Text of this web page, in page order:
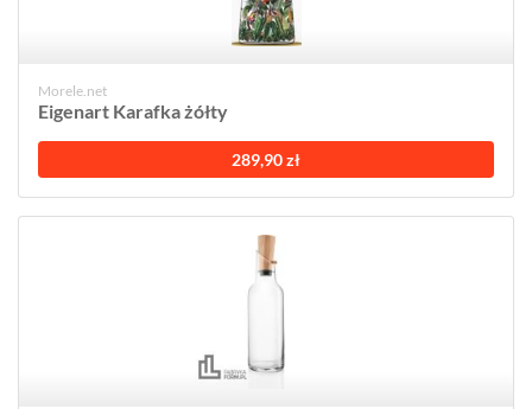
Morele.net
Eigenart Karafka żółty
289,90 zł